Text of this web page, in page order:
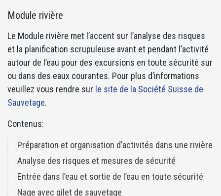
Module rivière
Le Module rivière met l’accent sur l’analyse des risques
et la planification scrupuleuse avant et pendant l’activité
autour de l’eau pour des excursions en toute sécurité sur
ou dans des eaux courantes. Pour plus d’informations
veuillez vous rendre sur le site de la Société Suisse de
Sauvetage.
Contenus:
Préparation et organisation d’activités dans une rivière
Analyse des risques et mesures de sécurité
Entrée dans l’eau et sortie de l’eau en toute sécurité
Nage avec gilet de sauvetage